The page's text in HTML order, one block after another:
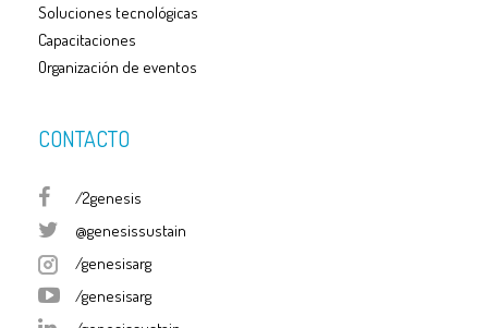
Soluciones tecnológicas
Capacitaciones
Organización de eventos
CONTACTO
/2genesis
@genesissustain
/genesisarg
/genesisarg